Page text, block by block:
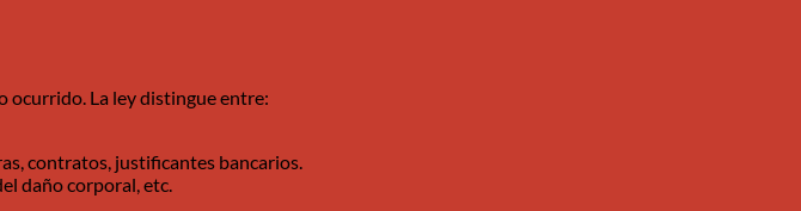
ocurrido. La ley distingue entre:
contratos, justificantes bancarios.
daño corporal, etc.